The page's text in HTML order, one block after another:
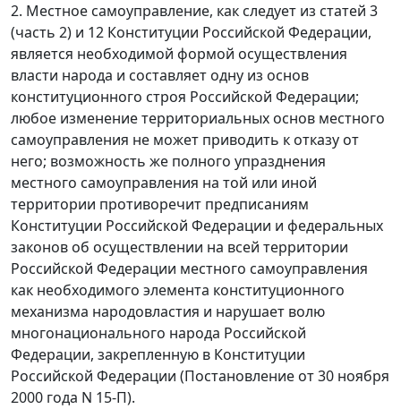
2. Местное самоуправление, как следует из статей 3
(часть 2) и 12 Конституции Российской Федерации,
является необходимой формой осуществления
власти народа и составляет одну из основ
конституционного строя Российской Федерации;
любое изменение территориальных основ местного
самоуправления не может приводить к отказу от
него; возможность же полного упразднения
местного самоуправления на той или иной
территории противоречит предписаниям
Конституции Российской Федерации и федеральных
законов об осуществлении на всей территории
Российской Федерации местного самоуправления
как необходимого элемента конституционного
механизма народовластия и нарушает волю
многонационального народа Российской
Федерации, закрепленную в Конституции
Российской Федерации (Постановление от 30 ноября
2000 года N 15-П).